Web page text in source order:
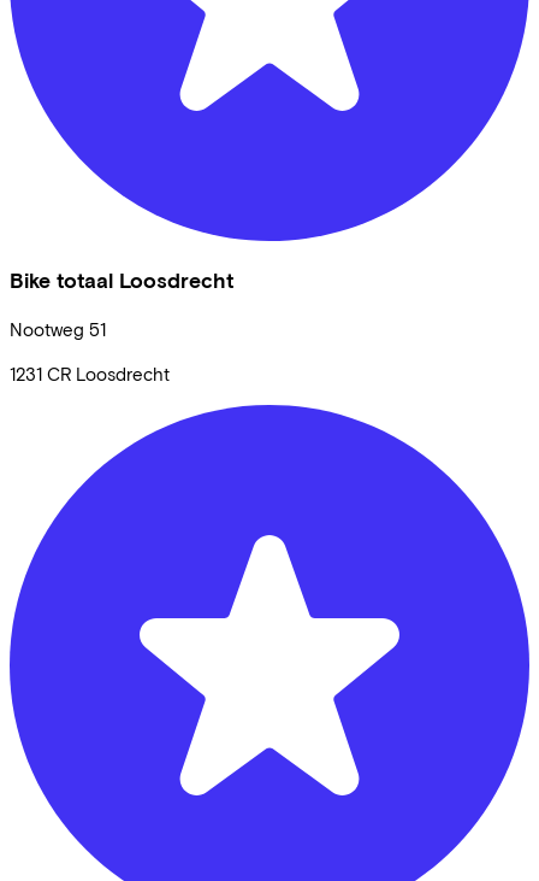
Bike totaal Loosdrecht
Nootweg 51
1231 CR Loosdrecht